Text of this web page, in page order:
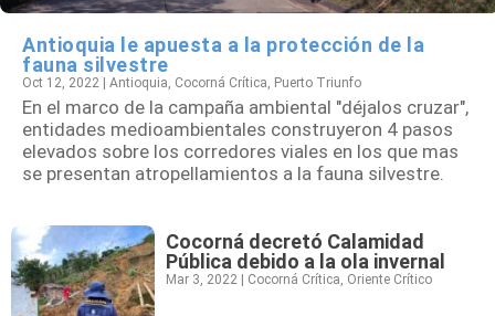
Antioquia le apuesta a la protección de la
fauna silvestre
Oct 12, 2022 Antioquia, Cocorná Crítica, Puerto Triunfo
En el marco de la campaña ambiental "déjalos cruzar",
entidades medioambientales construyeron 4 pasos
elevados sobre los corredores viales en los que mas
se presentan atropellamientos a la fauna silvestre.
Cocorná decretó Calamidad
Pública debido a la ola invernal
Mar 3, 2022| Cocorná Crítica, Oriente Crítico